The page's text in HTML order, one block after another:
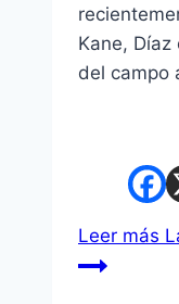
Kane,
del campo
Leer más